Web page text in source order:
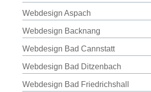
Webdesign Aspach
Webdesign Backnang
Webdesign Bad Cannstatt
Webdesign Bad Ditzenbach
Webdesign Bad Friedrichshall